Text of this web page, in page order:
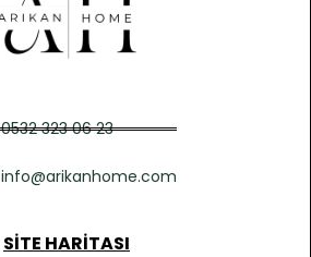
0532 323 06 23
info@arikanhome.com
SITE HARITASI